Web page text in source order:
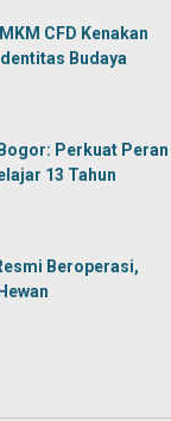
CFD Kenakan
Budaya
Perkuat Peran
13 Tahun
Beroperasi,